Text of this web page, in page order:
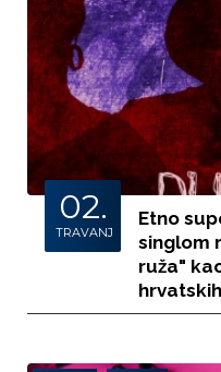
02.
TRAVANJ
Etno
singlom
ruža"